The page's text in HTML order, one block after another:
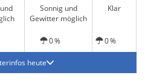
Sonnig und
Gewitter möglich
Klar
0 % 0 %
heute